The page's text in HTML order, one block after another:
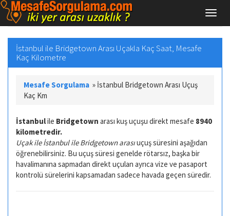
İstanbul ile Bridgetown Arası Uçakla Kaç Saat, Mesafe
Kaç Kilometre
Mesafe Sorgulama » İstanbul Bridgetown Arası Uçuş
Kaç Km
İstanbulile Bridgetown arası kuş uçuşu direkt mesafe 8940
kilometredir.
Uçak ile İstanbul ile Bridgetown arasıuçuş süresini aşağıdan
öğrenebilirsiniz. Bu uçuş süresi genelde rötarsız, başka bir
havalimanına sapmadan direkt uçulan ayrıca vize ve pasaport
kontrolü sürelerini kapsamadan sadece havada geçen süredir.